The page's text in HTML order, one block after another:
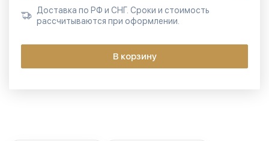
Доставка по РФ и СНГ. Сроки и стоимость
рассчитываются при оформлении.
В корзину